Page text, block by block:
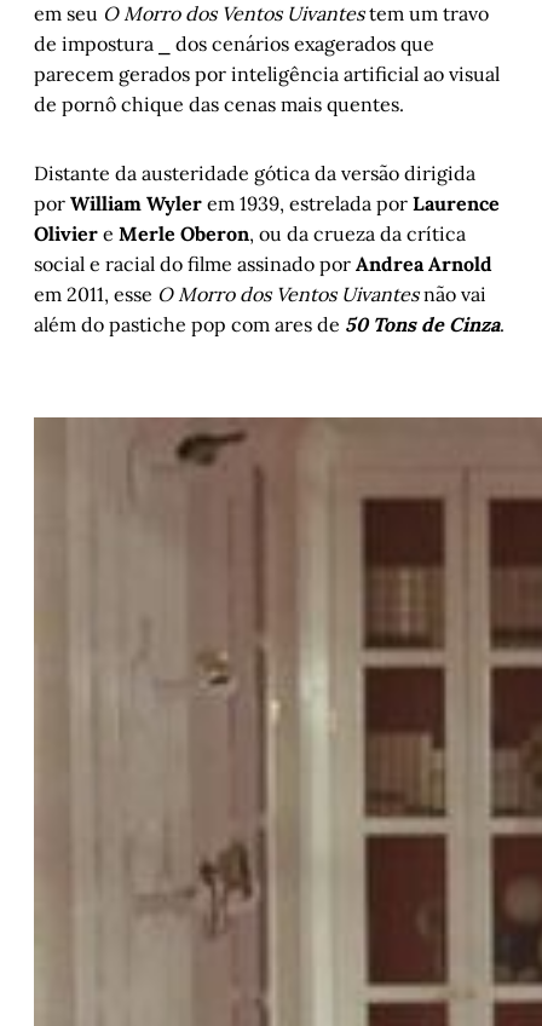
em seu O Morro dos Ventos Uivantestem um travo
de impostura ⎯ dos cenários exagerados que
parecem gerados por inteligência artificial ao visual
de pornô chique das cenas mais quentes.
Distante da austeridade gótica da versão dirigida
por William Wyler em 1939, estrelada por Laurence
Olivier e Merle Oberon, ou da crueza da crítica
social e racial do filme assinado por Andrea Arnold
em 2011, esse O Morro dos Ventos Uivantesnão vai
além do pastiche pop com ares de 50 Tons de Cinza.